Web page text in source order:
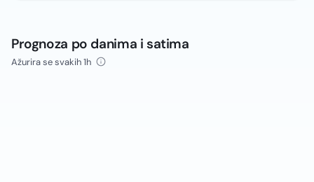
Prognoza po danima i satima
Ažurira se svakih 1h